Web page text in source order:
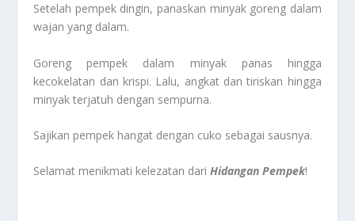
Setelah pempek dingin, panaskan minyak goreng dalam
wajan yang dalam.
Goreng pempek dalam minyak panas hingga
kecokelatan dan krispi. Lalu, angkat dan tiriskan hingga
minyak terjatuh dengan sempurna.
Sajikan pempek hangat dengan cuko sebagai sausnya.
Selamat menikmati kelezatan dariHidangan Pempek!